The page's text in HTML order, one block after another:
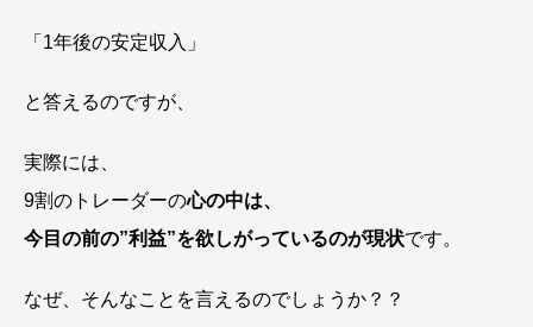
「1年後の安定収入」
と答えるのですが、
実際には、
9割のトレーダーの心の中は、
今目の前の”利益”を欲しがっているのが現状です。
なぜ、そんなことを言えるのでしょうか？？